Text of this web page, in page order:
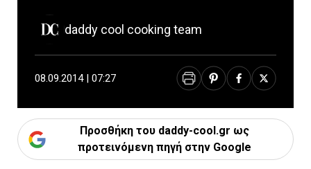
daddy cool cooking team
08.09.2014 | 07:27
Προσθήκη του daddy-cool.gr ως
προτεινόμενη πηγή στην Google